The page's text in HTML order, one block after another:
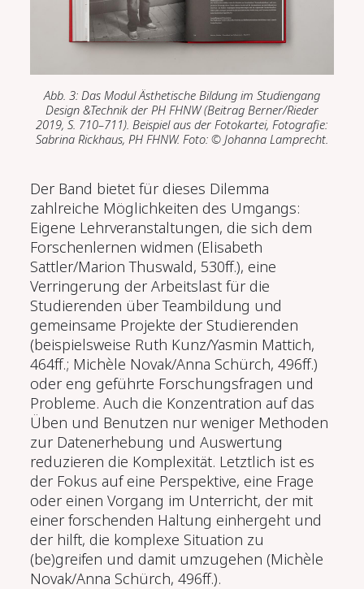
Abb. 3: Das Modul Ästhetische Bildung im Studiengang
Design &Technik der PH FHNW (Beitrag Berner/Rieder
2019, S. 710–711). Beispiel aus der Fotokartei, Fotografie:
Sabrina Rickhaus, PH FHNW. Foto: © Johanna Lamprecht.
Der Band bietet für dieses Dilemma
zahlreiche Möglichkeiten des Umgangs:
Eigene Lehrveranstaltungen, die sich dem
Forschenlernen widmen (Elisabeth
Sattler/Marion Thuswald, 530ff.), eine
Verringerung der Arbeitslast für die
Studierenden über Teambildung und
gemeinsame Projekte der Studierenden
(beispielsweise Ruth Kunz/Yasmin Mattich,
464ff.; Michèle Novak/Anna Schürch, 496ff.)
oder eng geführte Forschungsfragen und
Probleme. Auch die Konzentration auf das
Üben und Benutzen nur weniger Methoden
zur Datenerhebung und Auswertung
reduzieren die Komplexität. Letztlich ist es
der Fokus auf eine Perspektive, eine Frage
oder einen Vorgang im Unterricht, der mit
einer forschenden Haltung einhergeht und
der hilft, die komplexe Situation zu
(be)greifen und damit umzugehen (Michèle
Novak/Anna Schürch, 496ff.).